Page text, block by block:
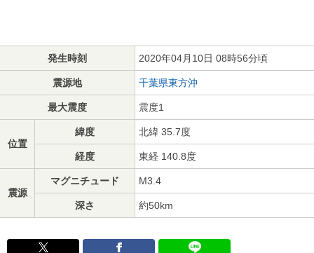
発生時刻 2020年04月10日 08時56分頃
震源地 千葉県東方沖
最大震度 震度1
位置
緯度 北緯 35.7度
経度 東経 140.8度
震源
マグニチュード M3.4
深さ 約50km